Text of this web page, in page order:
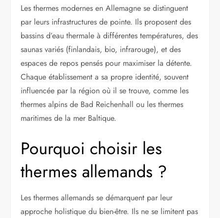
Les thermes modernes en Allemagne se distinguent
par leurs infrastructures de pointe. Ils proposent des
bassins d’eau thermale à différentes températures, des
saunas variés (finlandais, bio, infrarouge), et des
espaces de repos pensés pour maximiser la détente.
Chaque établissement a sa propre identité, souvent
influencée par la région où il se trouve, comme les
thermes alpins de Bad Reichenhall ou les thermes
maritimes de la mer Baltique.
Pourquoi choisir les
thermes allemands ?
Les thermes allemands se démarquent par leur
approche holistique du bien-être. Ils ne se limitent pas